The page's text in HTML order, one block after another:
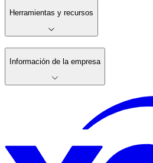
Herramientas y recursos
Información de la empresa